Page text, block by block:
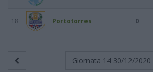
18 Portotorres 0
Giornata 14 30/12/2020